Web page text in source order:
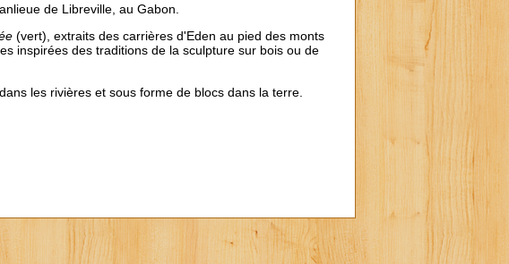
de Libreville, au Gabon.
(vert), extraits des carrières d'Eden au pied des monts
inspirées des traditions de la sculpture sur bois ou de
les rivières et sous forme de blocs dans la terre.